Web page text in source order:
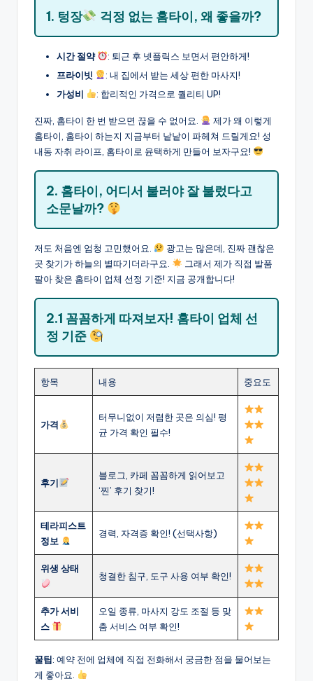
1. 텅장 걱정 없는 홈타이, 왜 좋을까?
시간 절약
: 퇴근 후 넷플릭스 보면서 편안하게!
프라이빗
: 내 집에서 받는 세상 편한 마사지!
가성비
: 합리적인 가격으로 퀄리티 UP!
진짜, 홈타이 한 번 받으면 끊을 수 없어요.
제가 왜 이렇게
홈타이, 홈타이 하는지 지금부터 낱낱이 파헤쳐 드릴게요! 성
내동 자취 라이프, 홈타이로 윤택하게 만들어 보자구요!
2. 홈타이, 어디서 불러야 잘 불렀다고
소문날까?
저도 처음엔 엄청 고민했어요.
광고는 많은데, 진짜 괜찮은
곳 찾기가 하늘의 별따기더라구요.
그래서 제가 직접 발품
팔아 찾은 홈타이 업체 선정 기준! 지금 공개합니다!
2.1 꼼꼼하게 따져보자! 홈타이 업체 선
정 기준
항목 내용 중요도
가격
터무니없이 저렴한 곳은 의심! 평
균 가격 확인 필수!
후기
블로그, 카페 꼼꼼하게 읽어보고
‘찐’ 후기 찾기!
테라피스트
정보
경력, 자격증 확인! (선택사항)
위생 상태
청결한 침구, 도구 사용 여부 확인!
추가 서비
스
오일 종류, 마사지 강도 조절 등 맞
춤 서비스 여부 확인!
꿀팁: 예약 전에 업체에 직접 전화해서 궁금한 점을 물어보는
게 좋아요.